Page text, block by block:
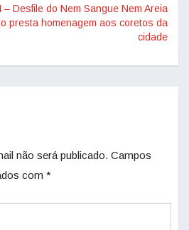
– Desfile do Nem Sangue Nem Areia
presta homenagem aos coretos da
cidade
não será publicado. Campos
com *